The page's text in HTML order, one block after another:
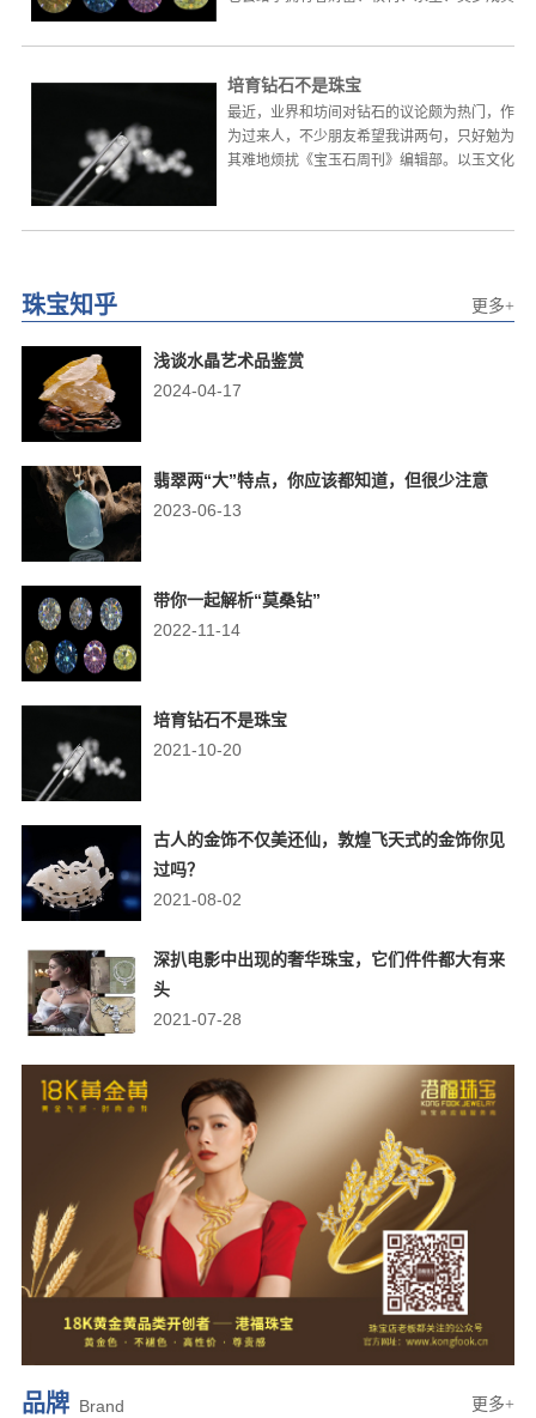
培育钻石不是珠宝
最近，业界和坊间对钻石的议论颇为热门，作
为过来人，不少朋友希望我讲两句，只好勉为
其难地烦扰《宝玉石周刊》编辑部。以玉文化
珠宝知乎 更多+
浅谈水晶艺术品鉴赏
2024-04-17
翡翠两“大”特点，你应该都知道，但很少注意
2023-06-13
带你一起解析“莫桑钻”
2022-11-14
培育钻石不是珠宝
2021-10-20
古人的金饰不仅美还仙，敦煌飞天式的金饰你见
过吗？
2021-08-02
深扒电影中出现的奢华珠宝，它们件件都大有来
头
2021-07-28
品牌Brand 更多+